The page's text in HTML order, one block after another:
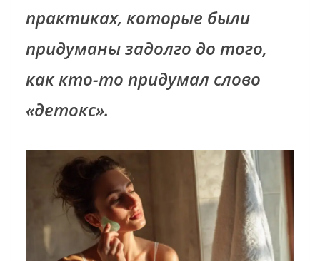
практиках, которые были
придуманы задолго до того,
как кто-то придумал слово
«детокс».